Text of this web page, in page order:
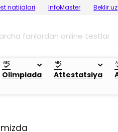
natijalari InfoMaster Beklir.uz
fanlardan online testlar
Olimpiada Attestatsiya